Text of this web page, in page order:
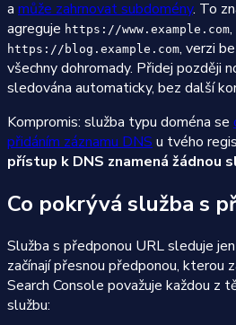
a může zahrnovat subdomény. To
agreguje https://www.example.com,
https://blog.example.com, verzi
všechny dohromady. Přidej později
sledována automaticky, bez další
Kompromis: služba typu doména se
přidáním záznamu DNS u tvého
přístup k DNS znamená žádnou
Co pokrývá služba s
Služba s předponou URL sleduje
začínají přesnou předponou, kterou
Search Console považuje každou z
službu: